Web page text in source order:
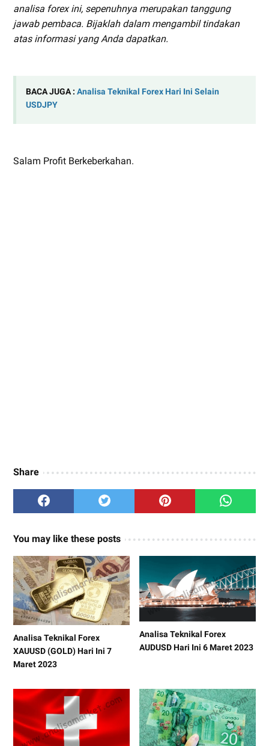
analisa forex ini, sepenuhnya merupakan tanggung
jawab pembaca. Bijaklah dalam mengambil tindakan
atas informasi yang Anda dapatkan.
BACA JUGA : Analisa Teknikal Forex Hari Ini Selain
USDJPY
Salam Profit Berkeberkahan.
Share
You may like these posts
Analisa Teknikal Forex
XAUUSD (GOLD) Hari Ini 7
Maret 2023
Analisa Teknikal Forex
AUDUSD Hari Ini 6 Maret 2023